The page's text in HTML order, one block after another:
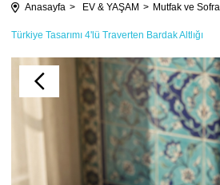
Anasayfa EV & YAŞAM Mutfak ve Sofra
Türkiye Tasarımı 4'lü Traverten Bardak Altlığı